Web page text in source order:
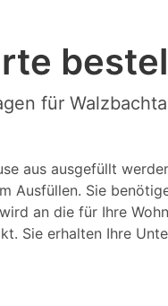
für
aus ausgefüllt
Ausfüllen. Sie
an die für Ihre
Sie erhalten Ihre